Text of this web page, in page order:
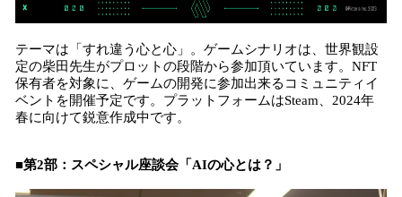
テーマは「すれ違う心と心」。ゲームシナリオは、世界観設
定の柴田先生がプロットの段階から参加頂いています。NFT
保有者を対象に、ゲームの開発に参加出来るコミュニティイ
ベントを開催予定です。プラットフォームはSteam、2024年
春に向けて鋭意作成中です。
■第2部：スペシャル座談会「AIの心とは？」